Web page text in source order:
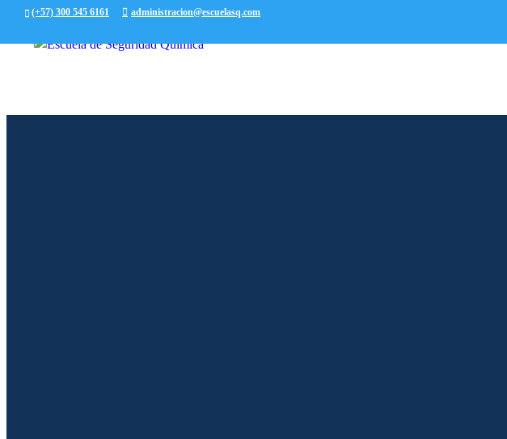
(+57) 300 545 6161
administracion@escuelasq.com